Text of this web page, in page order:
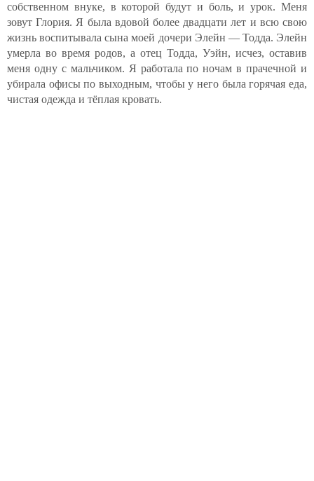
собственном внуке, в которой будут и боль, и урок. Меня
зовут Глория. Я была вдовой более двадцати лет и всю свою
жизнь воспитывала сына моей дочери Элейн — Тодда. Элейн
умерла во время родов, а отец Тодда, Уэйн, исчез, оставив
меня одну с мальчиком. Я работала по ночам в прачечной и
убирала офисы по выходным, чтобы у него была горячая еда,
чистая одежда и тёплая кровать.